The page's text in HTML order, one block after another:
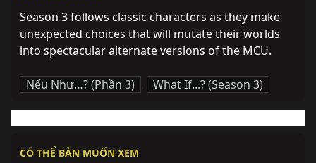
Season 3 follows classic characters as they make
unexpected choices that will mutate their worlds
into spectacular alternate versions of the MCU.
Nếu Như…? (Phần 3) , What If...? (Season 3)
CÓ THỂ BẢN MUỐN XEM